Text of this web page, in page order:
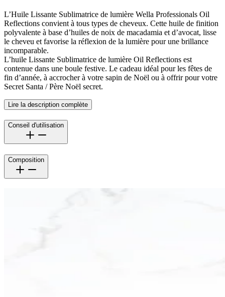
L’Huile Lissante Sublimatrice de lumière Wella Professionals Oil
Reflections convient à tous types de cheveux. Cette huile de finition
polyvalente à base d’huiles de noix de macadamia et d’avocat, lisse
le cheveu et favorise la réflexion de la lumière pour une brillance
incomparable.
L’huile Lissante Sublimatrice de lumière Oil Reflections est
contenue dans une boule festive. Le cadeau idéal pour les fêtes de
fin d’année, à accrocher à votre sapin de Noël ou à offrir pour votre
Secret Santa / Père Noël secret.
Lire la description complète
Conseil d'utilisation
Composition